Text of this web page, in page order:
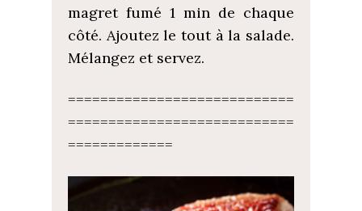
magret fumé 1 min de chaque
côté. Ajoutez le tout à la salade.
Mélangez et servez.
============================
============================
=============